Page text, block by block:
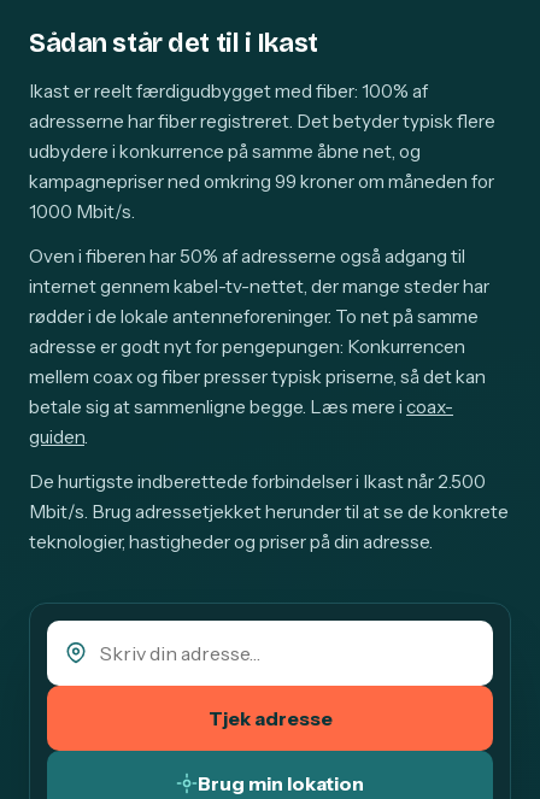
Sådan står det til i Ikast
Ikast er reelt færdigudbygget med fiber: 100% af
adresserne har fiber registreret. Det betyder typisk flere
udbydere i konkurrence på samme åbne net, og
kampagnepriser ned omkring 99 kroner om måneden for
1000 Mbit/s.
Oven i fiberen har 50% af adresserne også adgang til
internet gennem kabel-tv-nettet, der mange steder har
rødder i de lokale antenneforeninger. To net på samme
adresse er godt nyt for pengepungen: Konkurrencen
mellem coax og fiber presser typisk priserne, så det kan
betale sig at sammenligne begge. Læs mere i coax-
guiden.
De hurtigste indberettede forbindelser i Ikast når 2.500
Mbit/s. Brug adressetjekket herunder til at se de konkrete
teknologier, hastigheder og priser på din adresse.
Tjek adresse
Brug min lokation